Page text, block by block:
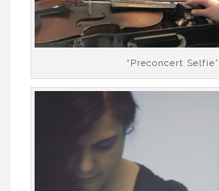
“Preconcert Selfie”…